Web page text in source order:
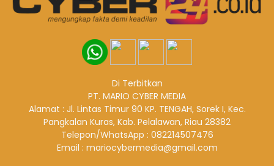
Di Terbitkan
PT. MARIO CYBER MEDIA
Alamat : Jl. Lintas Timur 90 KP. TENGAH, Sorek I, Kec.
Pangkalan Kuras, Kab. Pelalawan, Riau 28382
Telepon/WhatsApp : 082214507476
Email : mariocybermedia@gmail.com